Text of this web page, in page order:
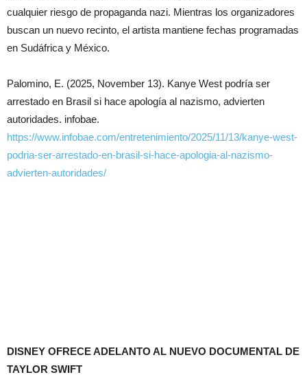
cualquier riesgo de propaganda nazi. Mientras los organizadores
buscan un nuevo recinto, el artista mantiene fechas programadas
en Sudáfrica y México.
Palomino, E. (2025, November 13). Kanye West podría ser
arrestado en Brasil si hace apología al nazismo, advierten
autoridades. infobae.
https://www.infobae.com/entretenimiento/2025/11/13/kanye-west-
podria-ser-arrestado-en-brasil-si-hace-apologia-al-nazismo-
advierten-autoridades/
DISNEY OFRECE ADELANTO AL NUEVO DOCUMENTAL DE
TAYLOR SWIFT